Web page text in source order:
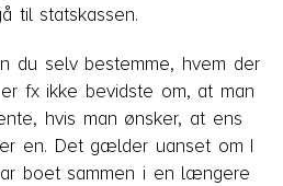
til statskassen.
du selv bestemme, hvem der
fx ikke bevidste om, at man
hvis man ønsker, at ens
en. Det gælder uanset om I
boet sammen i en længere